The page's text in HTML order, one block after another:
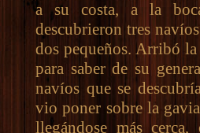
a su costa, a la
descubrieron tres
dos pequeños. Arribó
para saber de su
navíos que se
vio poner sobre la
llegándose más